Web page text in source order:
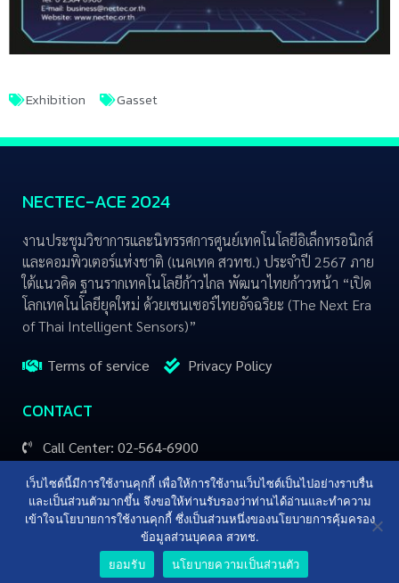
Exhibition Gasset
NECTEC-ACE 2024
งานประชุมวิชาการและนิทรรศการศูนย์เทคโนโลยีอิเล็กทรอนิกส์
และคอมพิวเตอร์แห่งชาติ (เนคเทค สวทช.) ประจำปี 2567 ภาย
ใต้แนวคิด ฐานรากเทคโนโลยีก้าวไกล พัฒนาไทยก้าวหน้า “เปิด
โลกเทคโนโลยียุคใหม่ ด้วยเซนเซอร์ไทยอัจฉริยะ (The Next Era
of Thai Intelligent Sensors)”
Terms of service Privacy Policy
CONTACT
Call Center: 02-564-6900
© 2024 NECTEC, All Rights Reserved.
เว็บไซต์นี้มีการใช้งานคุกกี้ เพื่อให้การใช้งานเว็บไซต์เป็นไปอย่างราบรื่น
และเป็นส่วนตัวมากขึ้น จึงขอให้ท่านรับรองว่าท่านได้อ่านและทำความ
เข้าใจนโยบายการใช้งานคุกกี้ ซึ่งเป็นส่วนหนึ่งของนโยบายการคุ้มครอง
ข้อมูลส่วนบุคคล สวทช.
ยอมรับ
นโยบายความเป็นส่วนตัว